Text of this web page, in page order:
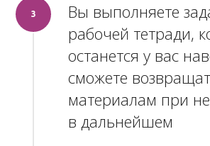
3
Вы выполняете
рабочей тетради,
останется у вас
сможете
материалам при
в дальнейшем